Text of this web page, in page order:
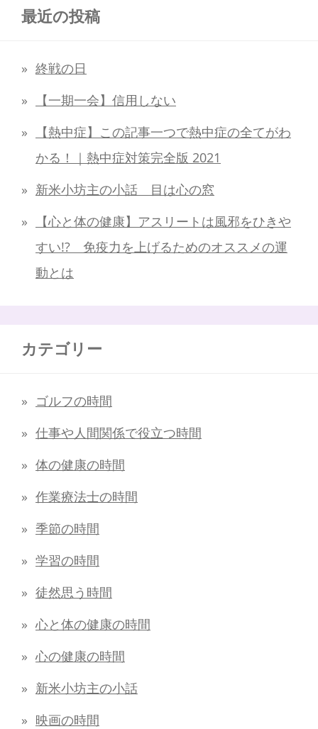
最近の投稿
終戦の日
【一期一会】信用しない
【熱中症】この記事一つで熱中症の全てがわ
かる！｜熱中症対策完全版 2021
新米小坊主の小話 目は心の窓
【心と体の健康】アスリートは風邪をひきや
すい!? 免疫力を上げるためのオススメの運
動とは
カテゴリー
ゴルフの時間
仕事や人間関係で役立つ時間
体の健康の時間
作業療法士の時間
季節の時間
学習の時間
徒然思う時間
心と体の健康の時間
心の健康の時間
新米小坊主の小話
映画の時間